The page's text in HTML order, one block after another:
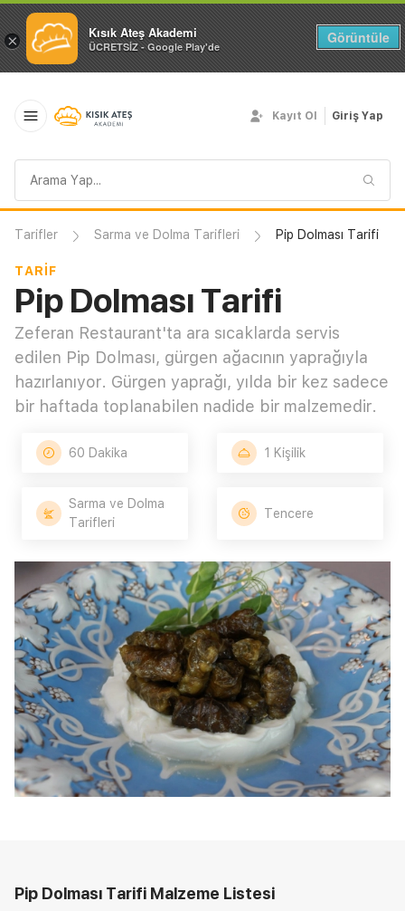
× Kısık Ateş Akademi
ÜCRETSİZ - Google Play'de
Görüntüle
sorgusu
Kayıt Ol Giriş Yap
Tarifler Sarma ve Dolma Tarifleri Pip Dolması Tarifi
TARIF
Pip Dolması Tarifi
Zeferan Restaurant'ta ara sıcaklarda servis
edilen Pip Dolması, gürgen ağacının yaprağıyla
hazırlanıyor. Gürgen yaprağı, yılda bir kez sadece
bir haftada toplanabilen nadide bir malzemedir.
60 Dakika 1 Kişilik
Sarma ve Dolma
Tarifleri
Tencere
Pip Dolması Tarifi Malzeme Listesi